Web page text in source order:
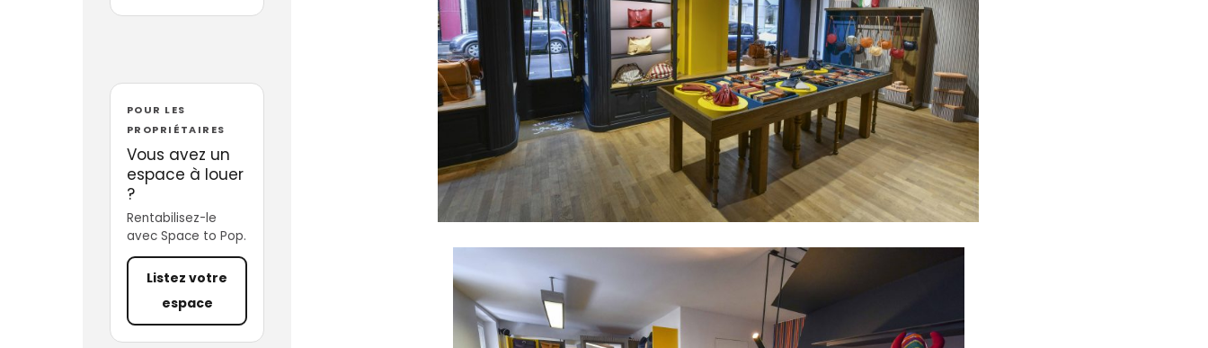
POUR LES
PROPRIÉTAIRES
Vous avez un
espace à louer
?
Rentabilisez-le
avec Space to Pop.
Listez votre
espace